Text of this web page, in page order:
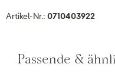
Artikel-Nr.: 0710403922
Passende &